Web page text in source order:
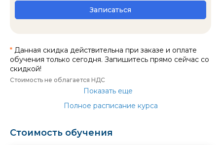
Записаться
* Данная скидка действительна при заказе и оплате
обучения только сегодня. Запишитесь прямо сейчас со
скидкой!
Стоимость не облагается НДС
Показать еще
Полное расписание курса
Стоимость обучения